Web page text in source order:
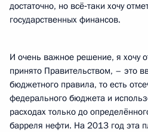
достаточно, но всё‑таки хочу
государственных финансов.
И очень важное решение, я хочу
принято Правительством, – это
бюджетного правила, то есть
федерального бюджета и
расходах только до
барреля нефти. На 2013 год эта